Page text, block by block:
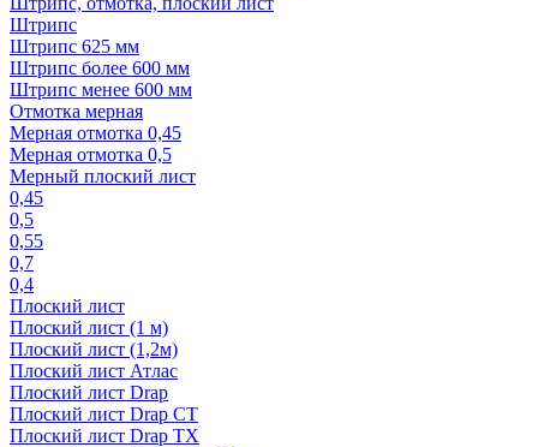
Штрипс
Штрипс 625 мм
Штрипс более 600 мм
Штрипс менее 600 мм
Отмотка мерная
Мерная отмотка 0,45
Мерная отмотка 0,5
Мерный плоский лист
0,45
0,5
0,55
0,7
0,4
Плоский лист
Плоский лист (1 м)
Плоский лист (1,2м)
Плоский лист Атлас
Плоский лист Drap
Плоский лист Drap СТ
Плоский лист Drap TX